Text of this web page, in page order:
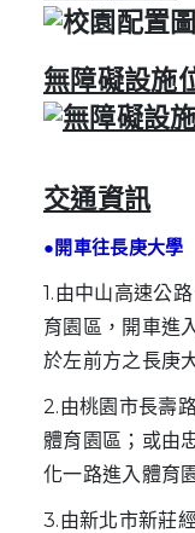
無障礙設施
交通資訊
●開車往長庚大學
1.由中山高速公
育園區，開車進
於左前方之長庚
2.由桃園市長壽
體育園區；或由
化一路進入體育
3.由新北市新莊